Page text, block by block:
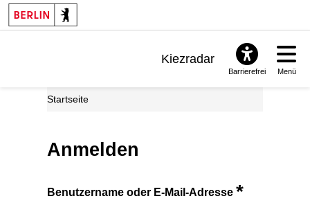
Kiezradar
Barrierefrei Menü
Startseite
Anmelden
Benutzername oder E-Mail-Adresse*